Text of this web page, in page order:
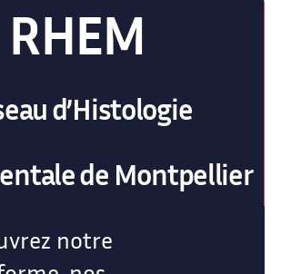
RHEM
d’Histologie
de Montpellier
notre